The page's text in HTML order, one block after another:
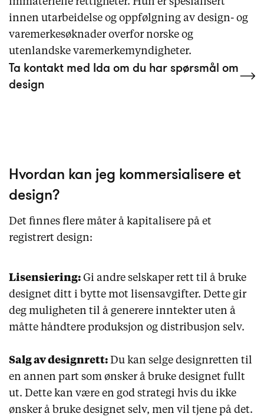
innen utarbeidelse og oppfølgning av design- og
varemerkesøknader overfor norske og
utenlandske varemerkemyndigheter.
Ta kontakt med Ida om du har spørsmål om
design
Hvordan kan jeg kommersialisere et
design?
Det finnes flere måter å kapitalisere på et
registrert design:
Lisensiering: Gi andre selskaper rett til å bruke
designet ditt i bytte mot lisensavgifter. Dette gir
deg muligheten til å generere inntekter uten å
måtte håndtere produksjon og distribusjon selv.
Salg av designrett: Du kan selge designretten til
en annen part som ønsker å bruke designet fullt
ut. Dette kan være en god strategi hvis du ikke
ønsker å bruke designet selv, men vil tjene på det.